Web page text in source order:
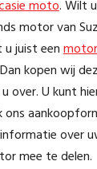
moto. Wilt
motor van
u juist een
kopen wij
over. U kunt
ons
over
mee te delen.